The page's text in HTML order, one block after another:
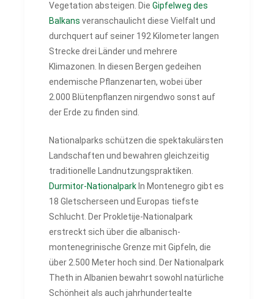
Vegetation absteigen. Die Gipfelweg des
Balkans veranschaulicht diese Vielfalt und
durchquert auf seiner 192 Kilometer langen
Strecke drei Länder und mehrere
Klimazonen. In diesen Bergen gedeihen
endemische Pflanzenarten, wobei über
2.000 Blütenpflanzen nirgendwo sonst auf
der Erde zu finden sind.
Nationalparks schützen die spektakulärsten
Landschaften und bewahren gleichzeitig
traditionelle Landnutzungspraktiken.
Durmitor-Nationalpark In Montenegro gibt es
18 Gletscherseen und Europas tiefste
Schlucht. Der Prokletije-Nationalpark
erstreckt sich über die albanisch-
montenegrinische Grenze mit Gipfeln, die
über 2.500 Meter hoch sind. Der Nationalpark
Theth in Albanien bewahrt sowohl natürliche
Schönheit als auch jahrhundertealte